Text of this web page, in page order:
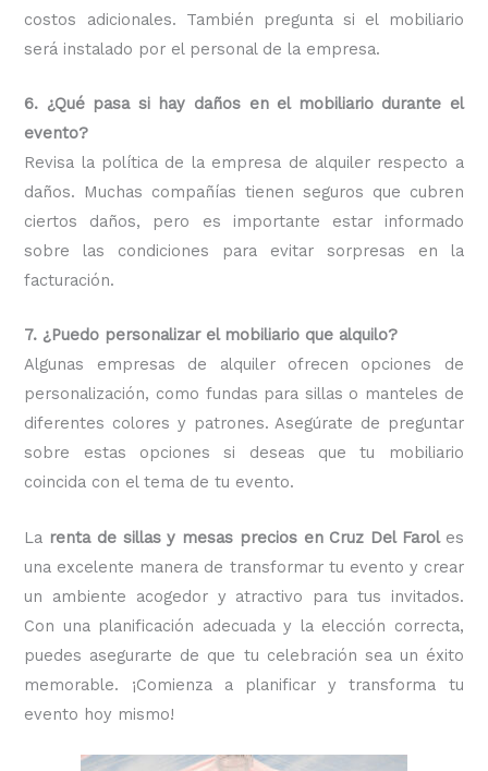
costos adicionales. También pregunta si el mobiliario
será instalado por el personal de la empresa.
6. ¿Qué pasa si hay daños en el mobiliario durante el
evento?
Revisa la política de la empresa de alquiler respecto a
daños. Muchas compañías tienen seguros que cubren
ciertos daños, pero es importante estar informado
sobre las condiciones para evitar sorpresas en la
facturación.
7. ¿Puedo personalizar el mobiliario que alquilo?
Algunas empresas de alquiler ofrecen opciones de
personalización, como fundas para sillas o manteles de
diferentes colores y patrones. Asegúrate de preguntar
sobre estas opciones si deseas que tu mobiliario
coincida con el tema de tu evento.
La renta de sillas y mesas precios en Cruz Del Farol es
una excelente manera de transformar tu evento y crear
un ambiente acogedor y atractivo para tus invitados.
Con una planificación adecuada y la elección correcta,
puedes asegurarte de que tu celebración sea un éxito
memorable. ¡Comienza a planificar y transforma tu
evento hoy mismo!